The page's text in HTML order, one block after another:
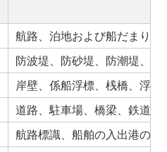
航路、泊地および船だまり
防波堤、防砂堤、防潮堤、
岸壁、係船浮標、桟橋、浮
道路、駐車場、橋梁、鉄道
航路標識、船舶の入出港の